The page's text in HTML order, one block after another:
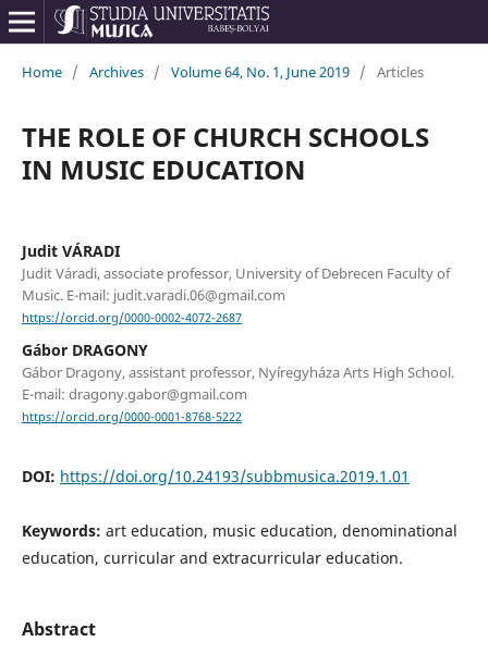
Home / Archives / Volume 64, No. 1, June 2019 / Articles
THE ROLE OF CHURCH SCHOOLS
IN MUSIC EDUCATION
Judit VÁRADI
Judit Váradi, associate professor, University of Debrecen Faculty of
Music. E-mail: judit.varadi.06@gmail.com
https://orcid.org/0000-0002-4072-2687
Gábor DRAGONY
Gábor Dragony, assistant professor, Nyíregyháza Arts High School.
E-mail: dragony.gabor@gmail.com
https://orcid.org/0000-0001-8768-5222
DOI: https://doi.org/10.24193/subbmusica.2019.1.01
Keywords: art education, music education, denominational
education, curricular and extracurricular education.
Abstract